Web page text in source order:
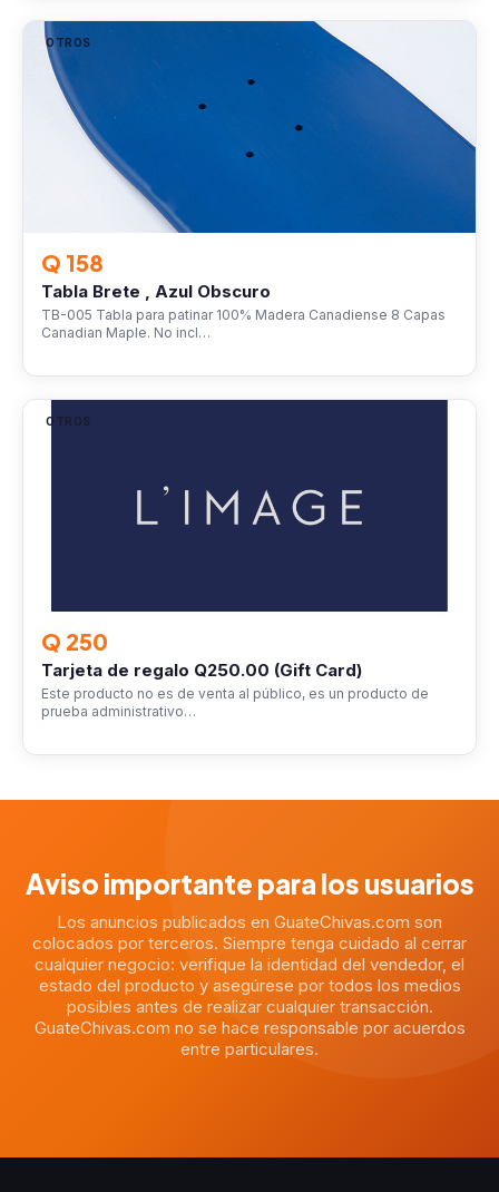
OTROS
Q 158
Tabla Brete , Azul Obscuro
TB-005 Tabla para patinar 100% Madera Canadiense 8 Capas
Canadian Maple. No incl…
OTROS
Q 250
Tarjeta de regalo Q250.00 (Gift Card)
Este producto no es de venta al público, es un producto de
prueba administrativo…
Aviso importante para los usuarios
Los anuncios publicados en GuateChivas.com son
colocados por terceros. Siempre tenga cuidado al cerrar
cualquier negocio: verifique la identidad del vendedor, el
estado del producto y asegúrese por todos los medios
posibles antes de realizar cualquier transacción.
GuateChivas.com no se hace responsable por acuerdos
entre particulares.